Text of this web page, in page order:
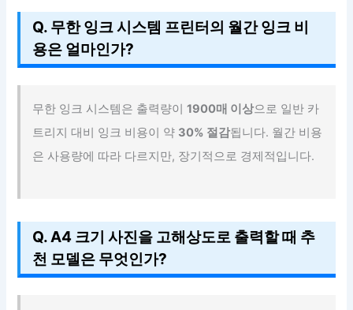
Q. 무한 잉크 시스템 프린터의 월간 잉크 비
용은 얼마인가?
무한 잉크 시스템은 출력량이1900매 이상으로 일반 카
트리지 대비 잉크 비용이 약 30% 절감됩니다. 월간 비용
은 사용량에 따라 다르지만, 장기적으로 경제적입니다.
Q. A4 크기 사진을 고해상도로 출력할 때 추
천 모델은 무엇인가?